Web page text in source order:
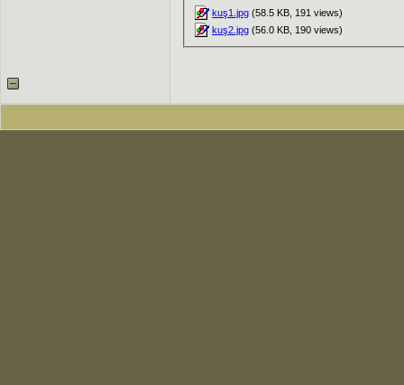
kuş1.jpg (58.5 KB, 191 views)
kuş2.jpg (56.0 KB, 190 views)